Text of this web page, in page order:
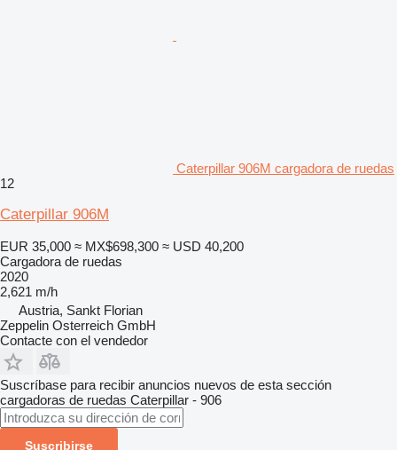
Caterpillar 906M cargadora de ruedas
12
Caterpillar 906M
EUR 35,000 ≈ MX$698,300 ≈ USD 40,200
Cargadora de ruedas
2020
2,621 m/h
Austria, Sankt Florian
Zeppelin Osterreich GmbH
Contacte con el vendedor
Suscríbase para recibir anuncios nuevos de esta sección
cargadoras de ruedas Caterpillar - 906
Suscribirse